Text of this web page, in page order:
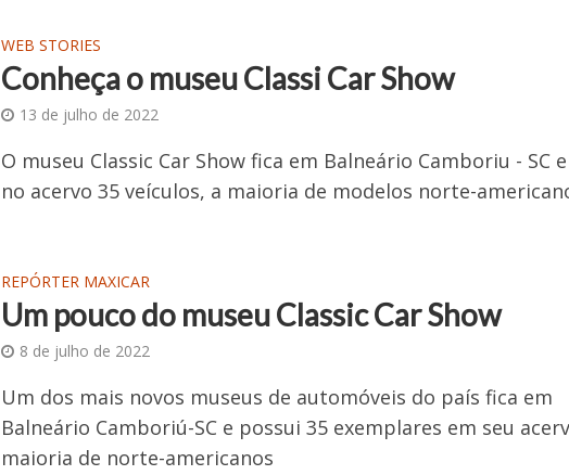
WEB STORIES
Conheça o museu Classi Car Show
13 de julho de 2022
O museu Classic Car Show fica em Balneário Camboriu - SC
no acervo 35 veículos, a maioria de modelos norte-
REPÓRTER MAXICAR
Um pouco do museu Classic Car Show
8 de julho de 2022
Um dos mais novos museus de automóveis do país fica em
Balneário Camboriú-SC e possui 35 exemplares em seu
maioria de norte-americanos